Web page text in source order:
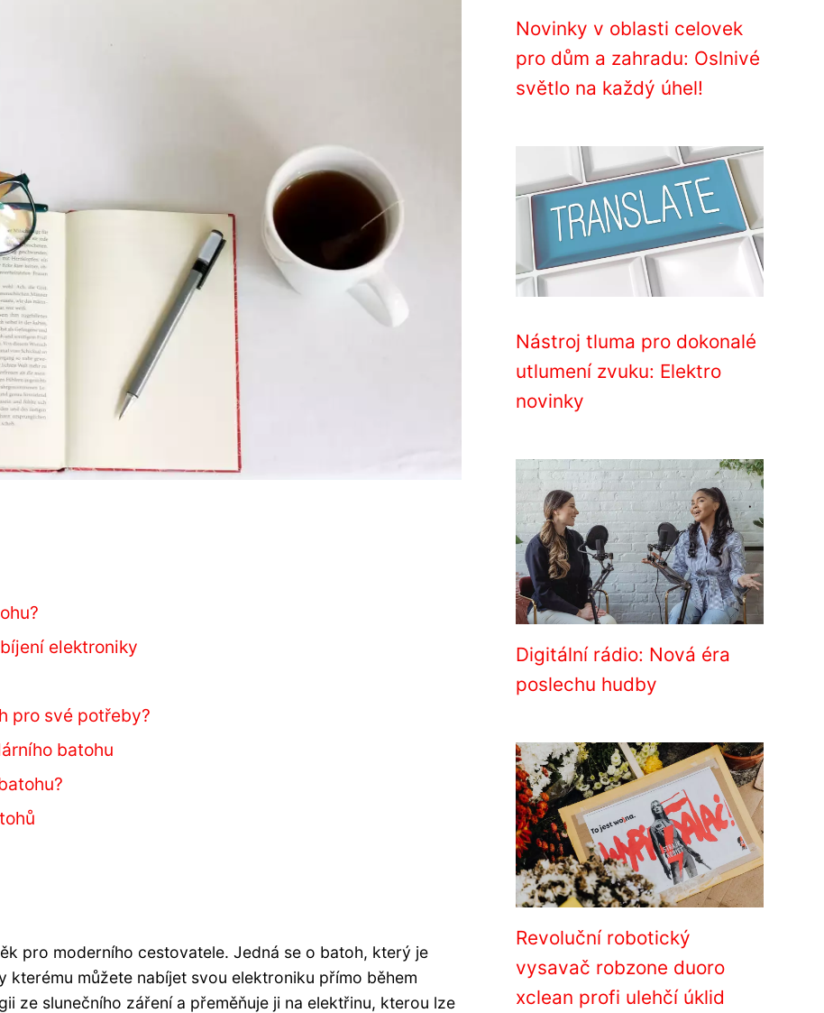
elektroniky
pro své potřeby?
batohu
pro moderního cestovatele. Jedná se o batoh, který je
kterému můžete nabíjet svou elektroniku přímo během
ze slunečního záření a přeměňuje ji na elektřinu, kterou lze
Novinky v oblasti celovek
pro dům a zahradu: Oslnivé
světlo na každý úhel!
Nástroj tluma pro dokonalé
utlumení zvuku: Elektro
novinky
Digitální rádio: Nová éra
poslechu hudby
Revoluční robotický
vysavač robzone duoro
xclean profi ulehčí úklid